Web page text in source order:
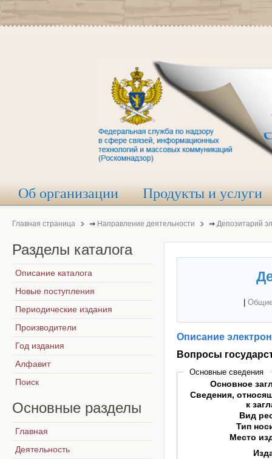
Об организации Продукты и услуги
Главная страница ⇒ Направление деятельности ⇒ Депозитарий
Описание
Вопросы
Основные сведения
Основное
Сведения,
к
Вид
Тип
Место
Разделы каталога
Описание каталога
Новые поступления
Периодические издания
Производители
Год издания
Алфавит
Поиск
Основные разделы
Главная
Деятельность